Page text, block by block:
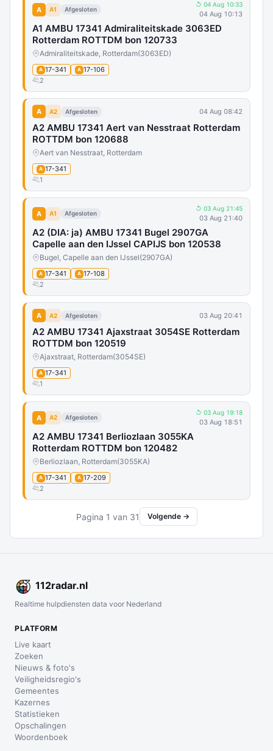
A A1 Afgesloten
↺ 04 Aug 10:33
04 Aug 10:13
A1 AMBU 17341 Admiraliteitskade 3063ED
Rotterdam ROTTDM bon 120733
Admiraliteitskade, Rotterdam(3063ED)
A 17-341 A 17-106
2
A A2 Afgesloten 04 Aug 08:42
A2 AMBU 17341 Aert van Nesstraat Rotterdam
ROTTDM bon 120688
Aert van Nesstraat, Rotterdam
A 17-341
1
A A1 Afgesloten
↺ 03 Aug 21:45
03 Aug 21:40
A2 (DIA: ja) AMBU 17341 Bugel 2907GA
Capelle aan den IJssel CAPIJS bon 120538
Bugel, Capelle aan den IJssel(2907GA)
A 17-341 A 17-108
2
A A2 Afgesloten 03 Aug 20:41
A2 AMBU 17341 Ajaxstraat 3054SE Rotterdam
ROTTDM bon 120519
Ajaxstraat, Rotterdam(3054SE)
A 17-341
1
A A2 Afgesloten
↺ 03 Aug 19:18
03 Aug 18:51
A2 AMBU 17341 Berliozlaan 3055KA
Rotterdam ROTTDM bon 120482
Berliozlaan, Rotterdam(3055KA)
A 17-341 A 17-209
2
Pagina 1 van 31 Volgende →
112radar.nl
Realtime hulpdiensten data voor Nederland
PLATFORM
Live kaart
Zoeken
Nieuws & foto's
Veiligheidsregio's
Gemeentes
Kazernes
Statistieken
Opschalingen
Woordenboek